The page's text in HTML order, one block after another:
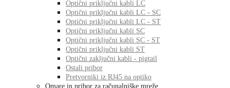
Optični priključni kabli LC
Optični priključni kabli LC - SC
Optični priključni kabli LC - ST
Optični priključni kabli SC
Optični priključni kabli SC - ST
Optični priključni kabli ST
Optični zaključni kabli - pigtail
Ostali pribor
Pretvorniki iz RJ45 na optiko
Omare in pribor za računalniške mreže